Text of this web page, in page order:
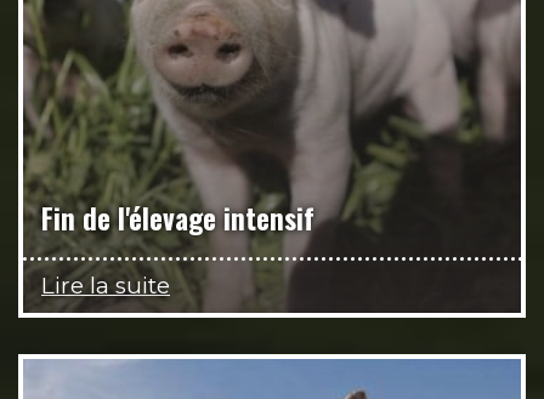
Fin de l'élevage intensif
Lire la suite